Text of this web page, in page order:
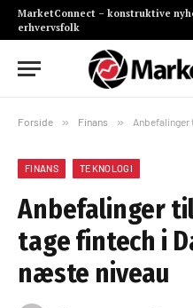
MarketConnect – konstruktive
erhvervsfolk
Forside » Finans » Anbefalinger til
FINANS TEKNOLOGI
Anbefalinger
tage fintech i
næste niveau